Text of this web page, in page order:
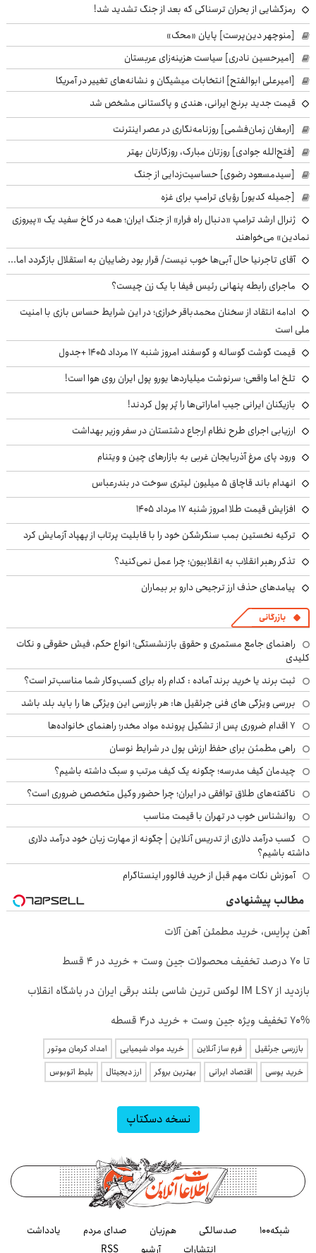
رمزگشایی از بحران ترسناکی که بعد از جنگ تشدید شد!
[منوچهر دین‌پرست] پایان «محک»
[امیرحسین نادری] سیاست هزینه‌زای عربستان
[امیرعلی ابوالفتح] انتخابات میشیگان و نشانه‌های تغییر در آمریکا
قیمت جدید برنج ایرانی، هندی و پاکستانی مشخص شد
[ارمغان زمان‌فشمی] روزنامه‌نگاری در عصر اینترنت
[فتح‌الله جوادی] روزتان مبارک، روزگارتان بهتر
[سیدمسعود رضوی] حساسیت‌زدایی از جنگ
[جمیله کدیور] رؤیای ترامپ برای غزه
ژنرال ارشد ترامپ «دنبال راه فرار» از جنگ ایران؛ همه در کاخ سفید یک «پیروزی
نمادین» می‌خواهند
آقای تاجرنیا حال آبی‌ها خوب نیست/ قرار بود رضاییان به استقلال بازگردد اما...
ماجرای رابطه پنهانی رئیس فیفا با یک زن چیست؟
ادامه انتقاد از سخنان محمدباقر خرازی؛ در این شرایط حساس بازی با امنیت
ملی است
قیمت گوشت گوساله و گوسفند امروز شنبه ۱۷ مرداد ۱۴۰۵ +جدول
تلخ اما واقعی؛ سرنوشت میلیاردها یورو پول ایران روی هوا است!
بازیکنان ایرانی جیب اماراتی‌ها را پُر پول کردند!
ارزیابی اجرای طرح نظام ارجاع دشتستان در سفر وزیر بهداشت
ورود پای مرغ آذربایجان غربی به بازارهای چین و ویتنام
انهدام باند قاچاق ۵ میلیون لیتری سوخت در بندرعباس
افزایش قیمت طلا امروز شنبه ۱۷ مرداد ۱۴۰۵
ترکیه نخستین بمب سنگرشکن خود را با قابلیت پرتاب از پهپاد آزمایش کرد
تذکر رهبر انقلاب به انقلابیون؛ چرا عمل نمی‌کنید؟
پیامدهای حذف ارز ترجیحی دارو بر بیماران
بازرگانی
راهنمای جامع مستمری و حقوق بازنشستگی؛ انواع حکم، فیش حقوقی و نکات
کلیدی
ثبت برند یا خرید برند آماده : کدام راه برای کسب‌وکار شما مناسب‌تر است؟
بررسی ویژگی های فنی جرثقیل ها: هر بازرسی این ویژگی ها را باید بلد باشد
۷ اقدام ضروری پس از تشکیل پرونده مواد مخدر؛ راهنمای خانواده‌ها
راهی مطمئن برای حفظ ارزش پول در شرایط نوسان
چیدمان کیف مدرسه؛ چگونه یک کیف مرتب و سبک داشته باشیم؟
ناگفته‌های طلاق توافقی در ایران؛ چرا حضور وکیل متخصص ضروری است؟
روانشناس خوب در تهران با قیمت مناسب
کسب درآمد دلاری از تدریس آنلاین | چگونه از مهارت زبان خود درآمد دلاری
داشته باشیم؟
آموزش نکات مهم قبل از خرید فالوور اینستاگرام
مطالب پیشنهادی
آهن پرایس، خرید مطمئن آهن آلات
تا 70 درصد تخفیف محصولات جین وست + خرید در 4 قسط
بازدید از IM LS7 لوکس ترین شاسی بلند برقی ایران در باشگاه انقلاب
70% تخفیف ویژه جین وست + خرید در4 قسطه
بازرسی جرثقیل فرم ساز آنلاین خرید مواد شیمیایی
امداد کرمان موتور
خرید یوسی
اقتصاد ایرانی بهترین بروکر ارز دیجیتال بلیط اتوبوس
نسخه دسکتاپ
شبکه۱۰۰ صدسالگی هم‌زبان صدای مردم
یادداشت
انتشارات
آرشیو RSS